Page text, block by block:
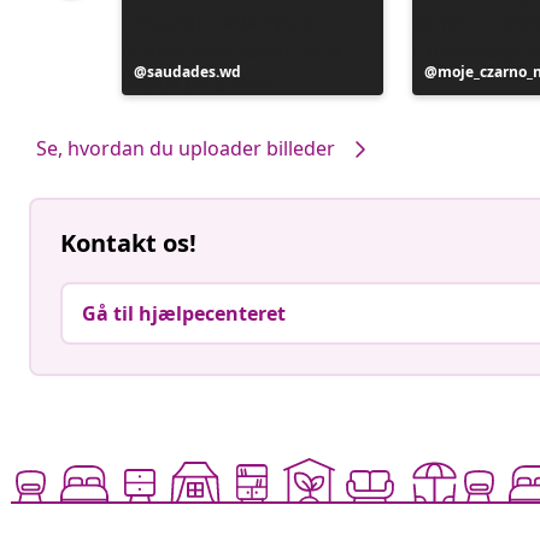
Opslag
offentliggjort
saudades.wd
Opslag
offentliggjort
Se, hvordan du uploader billeder
Kontakt os!
Gå til hjælpecenteret